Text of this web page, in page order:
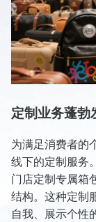
定制业务蓬勃
为满足消费者的
线下的定制服务
门店定制专属箱
结构。这种定制
自我、展示个性